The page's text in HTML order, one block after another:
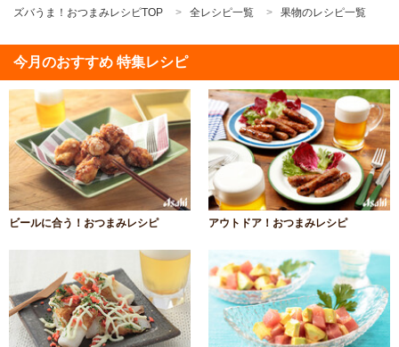
ズバうま！おつまみレシピTOP
全レシピ一覧 果物のレシピ一覧
今月のおすすめ 特集レシピ
ビールに合う！おつまみレシピ アウトドア！おつまみレシピ